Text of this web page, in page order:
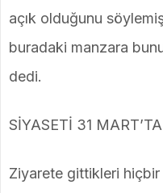
açık olduğunu
buradaki manzara
dedi.
SİYASETİ 31
Ziyarete gittikleri